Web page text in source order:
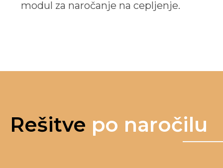
modul za naročanje na cepljenje.
Rešitve po naročilu